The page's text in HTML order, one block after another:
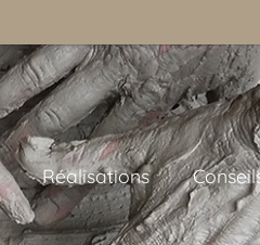
Réalisations